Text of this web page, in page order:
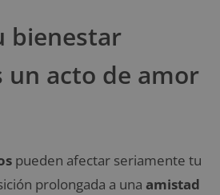
bienestar
un acto de amor
pueden afectar seriamente tu
prolongada a una amistad